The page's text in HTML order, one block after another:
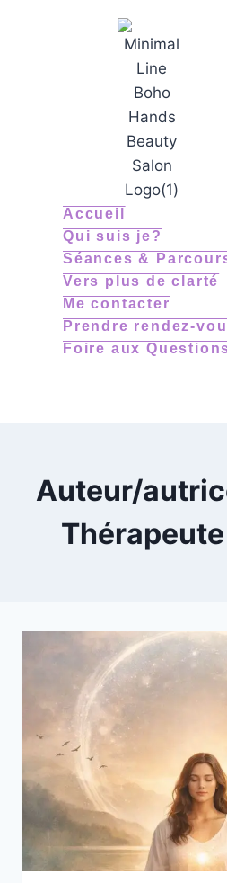
Accueil
Qui suis je?
Séances &
Vers plus de clarté
Me contacter
Prendre rendez-
Foire aux
Auteur/